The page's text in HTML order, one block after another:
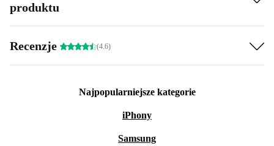
produktu
Recenzje (4.6)
Najpopularniejsze kategorie
iPhony
Samsung